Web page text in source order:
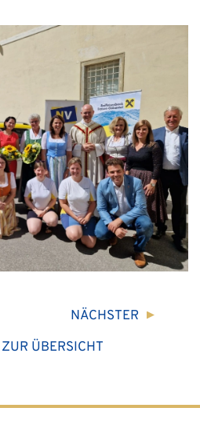
ÜBERSICHT
NÄCHSTER